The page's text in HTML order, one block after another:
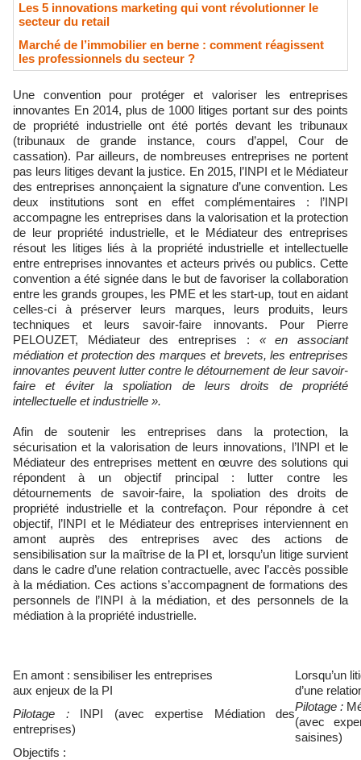
Les 5 innovations marketing qui vont révolutionner le
secteur du retail
Marché de l’immobilier en berne : comment réagissent
les professionnels du secteur ?
Une convention pour protéger et valoriser les entreprises
innovantes En 2014, plus de 1000 litiges portant sur des points
de propriété industrielle ont été portés devant les tribunaux
(tribunaux de grande instance, cours d’appel, Cour de
cassation). Par ailleurs, de nombreuses entreprises ne portent
pas leurs litiges devant la justice. En 2015, l’INPI et le Médiateur
des entreprises annonçaient la signature d’une convention. Les
deux institutions sont en effet complémentaires : l’INPI
accompagne les entreprises dans la valorisation et la protection
de leur propriété industrielle, et le Médiateur des entreprises
résout les litiges liés à la propriété industrielle et intellectuelle
entre entreprises innovantes et acteurs privés ou publics. Cette
convention a été signée dans le but de favoriser la collaboration
entre les grands groupes, les PME et les start-up, tout en aidant
celles-ci à préserver leurs marques, leurs produits, leurs
techniques et leurs savoir-faire innovants. Pour Pierre
PELOUZET, Médiateur des entreprises : « en associant
médiation et protection des marques et brevets, les entreprises
innovantes peuvent lutter contre le détournement de leur savoir-
faire et éviter la spoliation de leurs droits de propriété
intellectuelle et industrielle ».
Afin de soutenir les entreprises dans la protection, la
sécurisation et la valorisation de leurs innovations, l’INPI et le
Médiateur des entreprises mettent en œuvre des solutions qui
répondent à un objectif principal : lutter contre les
détournements de savoir-faire, la spoliation des droits de
propriété industrielle et la contrefaçon. Pour répondre à cet
objectif, l’INPI et le Médiateur des entreprises interviennent en
amont auprès des entreprises avec des actions de
sensibilisation sur la maîtrise de la PI et, lorsqu’un litige survient
dans le cadre d’une relation contractuelle, avec l’accès possible
à la médiation. Ces actions s’accompagnent de formations des
personnels de l’INPI à la médiation, et des personnels de la
médiation à la propriété industrielle.
En amont : sensibiliser les entreprises
aux enjeux de la PI
Lorsqu’un
d’une
Pilotage :INPI (avec expertise Médiation des
entreprises)
Pilotage :
(avec
saisines)
Objectifs :